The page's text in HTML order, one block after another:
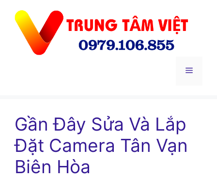
Menu
Gần Đây Sửa Và Lắp
Đặt Camera Tân Vạn
Biên Hòa